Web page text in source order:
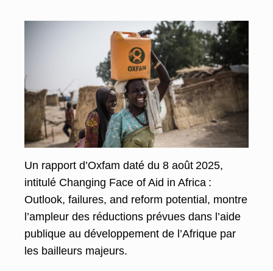
Un rapport d’Oxfam daté du 8 août 2025,
intitulé Changing Face of Aid in Africa :
Outlook, failures, and reform potential, montre
l’ampleur des réductions prévues dans l’aide
publique au développement de l’Afrique par
les bailleurs majeurs.